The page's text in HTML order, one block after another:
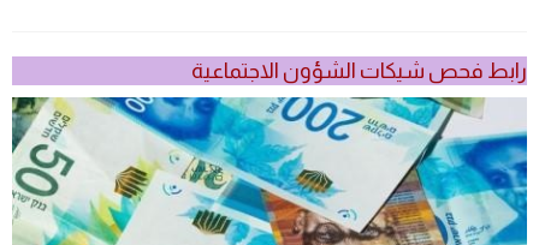
رابط فحص شيكات الشؤون الاجتماعية